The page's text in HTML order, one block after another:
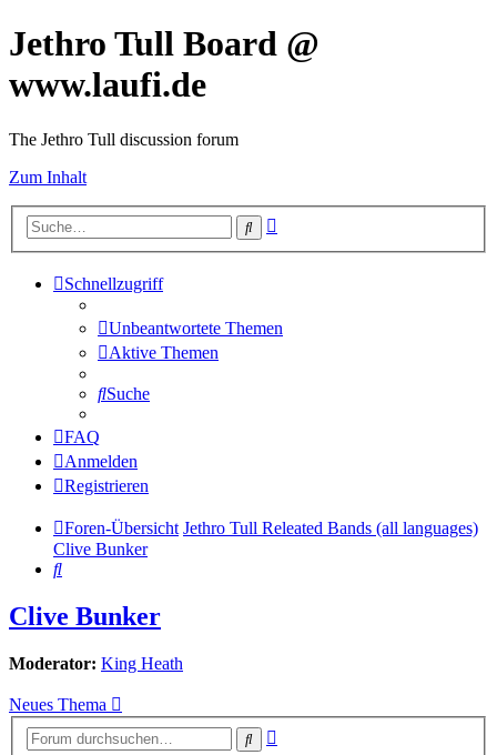
Jethro Tull Board @
www.laufi.de
The Jethro Tull discussion forum
Zum Inhalt
Suche
Schnellzugriff
Unbeantwortete Themen
Aktive Themen
Suche
FAQ
Anmelden
Registrieren
Foren-Übersicht Jethro Tull Releated Bands (all languages)
Clive Bunker
Suche
Clive Bunker
Moderator: King Heath
Neues Thema
Suche